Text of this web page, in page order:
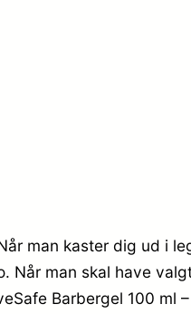
man kaster dig ud i
man skal have
Barbergel 100 ml